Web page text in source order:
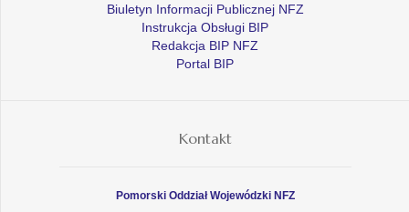
Biuletyn Informacji Publicznej NFZ
Instrukcja Obsługi BIP
Redakcja BIP NFZ
Portal BIP
Kontakt
Pomorski Oddział Wojewódzki NFZ